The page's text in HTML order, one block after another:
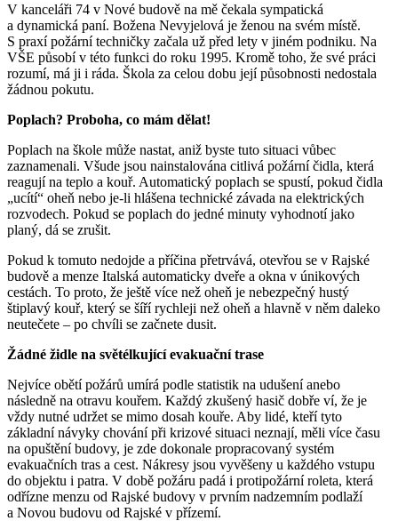
V kanceláři 74 v Nové budově na mě čekala sympatická
a dynamická paní. Božena Nevyjelová je ženou na svém místě.
S praxí požární techničky začala už před lety v jiném podniku. Na
VŠE působí v této funkci do roku 1995. Kromě toho, že své práci
rozumí, má ji i ráda. Škola za celou dobu její působnosti nedostala
žádnou pokutu.
Poplach? Proboha, co mám dělat!
Poplach na škole může nastat, aniž byste tuto situaci vůbec
zaznamenali. Všude jsou nainstalována citlivá požární čidla, která
reagují na teplo a kouř. Automatický poplach se spustí, pokud čidla
„ucítí“ oheň nebo je-li hlášena technické závada na elektrických
rozvodech. Pokud se poplach do jedné minuty vyhodnotí jako
planý, dá se zrušit.
Pokud k tomuto nedojde a příčina přetrvává, otevřou se v Rajské
budově a menze Italská automaticky dveře a okna v únikových
cestách. To proto, že ještě více než oheň je nebezpečný hustý
štiplavý kouř, který se šíří rychleji než oheň a hlavně v něm daleko
neutečete – po chvíli se začnete dusit.
Žádné židle na světélkující evakuační trase
Nejvíce obětí požárů umírá podle statistik na udušení anebo
následně na otravu kouřem. Každý zkušený hasič dobře ví, že je
vždy nutné udržet se mimo dosah kouře. Aby lidé, kteří tyto
základní návyky chování při krizové situaci neznají, měli více času
na opuštění budovy, je zde dokonale propracovaný systém
evakuačních tras a cest. Nákresy jsou vyvěšeny u každého vstupu
do objektu i patra. V době požáru padá i protipožární roleta, která
odřízne menzu od Rajské budovy v prvním nadzemním podlaží
a Novou budovu od Rajské v přízemí.